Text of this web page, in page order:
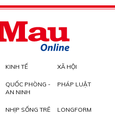
KINH TẾ XÃ HỘI
QUỐC PHÒNG -
AN NINH
PHÁP LUẬT
NHỊP SỐNG TRẺ LONGFORM